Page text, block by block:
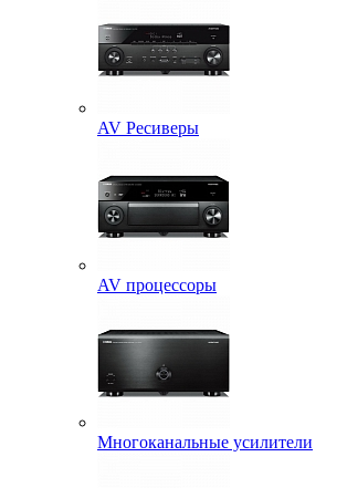
AV Ресиверы
AV процессоры
Многоканальные усилители